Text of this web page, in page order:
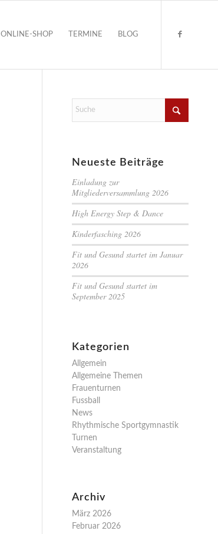
ONLINE-SHOP TERMINE BLOG
Neueste Beiträge
Einladung zur
Mitgliederversammlung 2026
High Energy Step & Dance
Kinderfasching 2026
Fit und Gesund startet im Januar
2026
Fit und Gesund startet im
September 2025
Kategorien
Allgemein
Allgemeine Themen
Frauenturnen
Fussball
News
Rhythmische Sportgymnastik
Turnen
Veranstaltung
Archiv
März 2026
Februar 2026